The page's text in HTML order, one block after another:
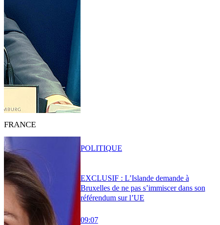
FRANCE
EXCLUSIF : L’Islande demande à
Bruxelles de ne pas s’immiscer dans son
référendum sur l’UE
09:07
POLITIQUE